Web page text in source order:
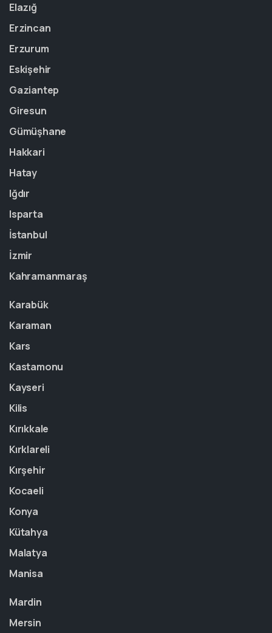
Elazığ
Erzincan
Erzurum
Eskişehir
Gaziantep
Giresun
Gümüşhane
Hakkari
Hatay
Iğdır
Isparta
İstanbul
İzmir
Kahramanmaraş
Karabük
Karaman
Kars
Kastamonu
Kayseri
Kilis
Kırıkkale
Kırklareli
Kırşehir
Kocaeli
Konya
Kütahya
Malatya
Manisa
Mardin
Mersin